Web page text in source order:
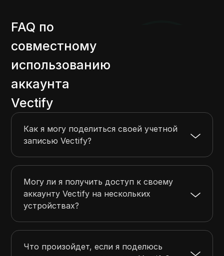
FAQ по
совместному
использованию
аккаунта
Vectify
Как я могу поделиться своей учетной
записью Vectify?
Могу ли я получить доступ к своему
аккаунту Vectify на нескольких
устройствах?
Что произойдет, если я поделюсь